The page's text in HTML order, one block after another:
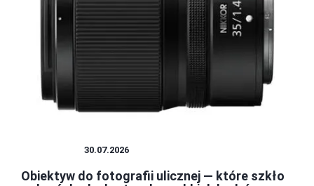
30.07.2026
Obiektyw do fotografii ulicznej — które szkło